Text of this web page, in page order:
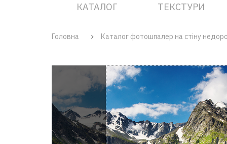
КАТАЛОГ ТЕКСТУРИ
Головна Каталог фотошпалер на стіну